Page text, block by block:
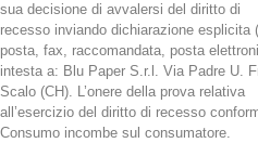
sua decisione di avvalersi del diritto di
recesso inviando dichiarazione esplicita
posta, fax, raccomandata, posta
intesta a: Blu Paper S.r.l. Via Padre U.
Scalo (CH). L’onere della prova relativa
all’esercizio del diritto di recesso
Consumo incombe sul consumatore.